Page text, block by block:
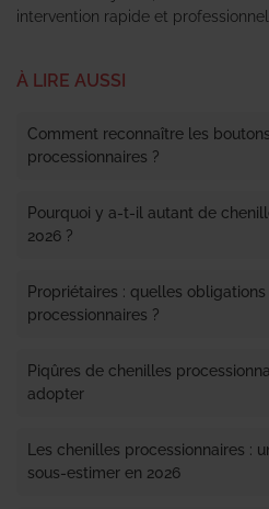
intervention rapide et
À LIRE AUSSI
Comment reconnaître les
processionnaires ?
Pourquoi y a-t-il autant de
2026 ?
Propriétaires : quelles
processionnaires ?
Piqûres de chenilles
adopter
Les chenilles processionnaires :
sous-estimer en 2026